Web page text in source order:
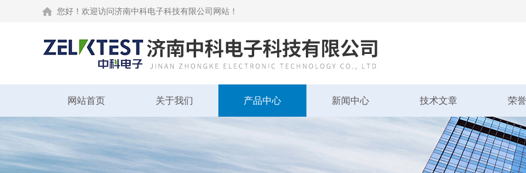
您好！欢迎访问济南中科电子科技有限公司网站！
网站首页 关于我们 产品中心 新闻中心 技术文章 荣